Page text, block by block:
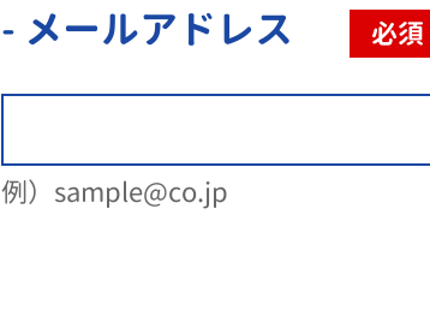
- メールアドレス 必須
例）sample@co.jp